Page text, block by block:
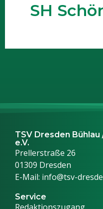
SH
TSV Dresden
e.V.
Prellerstraße 26
01309 Dresden
E-Mail: info@tsv-
Service